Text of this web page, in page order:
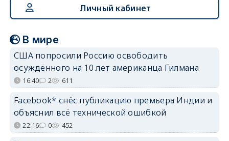
Личный кабинет
В мире
США попросили Россию освободить
осуждённого на 10 лет американца Гилмана
16:40 2 611
Facebook* снёс публикацию премьера Индии и
объяснил всё технической ошибкой
22:16 0 452